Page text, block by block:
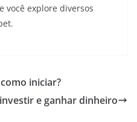
explore diversos
iniciar?
e ganhar dinheiro